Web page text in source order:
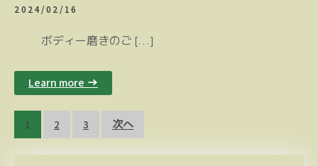
2024/02/16
ボディー磨きのご […]
Learn more →
投
稿
1 2 3 次へ